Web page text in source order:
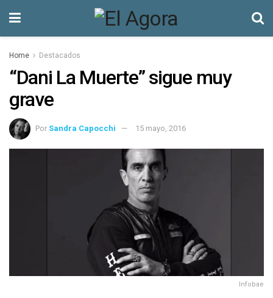
Home Destacados
“Dani La Muerte” sigue muy
grave
Por Sandra Capocchi 15 mayo, 2016
Infobae